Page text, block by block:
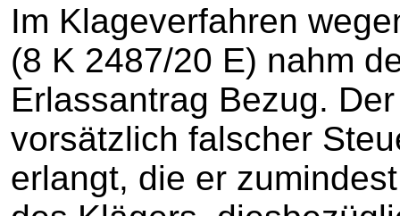
Im Klageverfahren
(8 K 2487/20 E) nahm
Erlassantrag Bezug.
vorsätzlich falscher
erlangt, die er